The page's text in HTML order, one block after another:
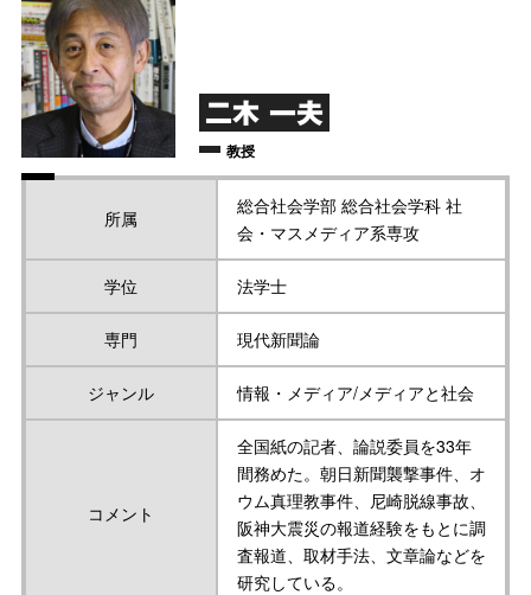
二木 一夫
教授
所属
総合社会学部 総合社会学科 社
会・マスメディア系専攻
学位 法学士
専門 現代新聞論
ジャンル 情報・メディア/メディアと社会
コメント
全国紙の記者、論説委員を33年
間務めた。朝日新聞襲撃事件、オ
ウム真理教事件、尼崎脱線事故、
阪神大震災の報道経験をもとに調
査報道、取材手法、文章論などを
研究している。